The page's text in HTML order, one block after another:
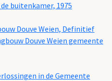
buitenkamer, 1975
Douve Weien, Definitief
Douve Weien gemeente
in de Gemeente